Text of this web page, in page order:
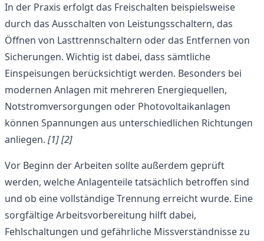
In der Praxis erfolgt das Freischalten beispielsweise
durch das Ausschalten von Leistungsschaltern, das
Öffnen von Lasttrennschaltern oder das Entfernen von
Sicherungen. Wichtig ist dabei, dass sämtliche
Einspeisungen berücksichtigt werden. Besonders bei
modernen Anlagen mit mehreren Energiequellen,
Notstromversorgungen oder Photovoltaikanlagen
können Spannungen aus unterschiedlichen Richtungen
anliegen. [1] [2]
Vor Beginn der Arbeiten sollte außerdem geprüft
werden, welche Anlagenteile tatsächlich betroffen sind
und ob eine vollständige Trennung erreicht wurde. Eine
sorgfältige Arbeitsvorbereitung hilft dabei,
Fehlschaltungen und gefährliche Missverständnisse zu